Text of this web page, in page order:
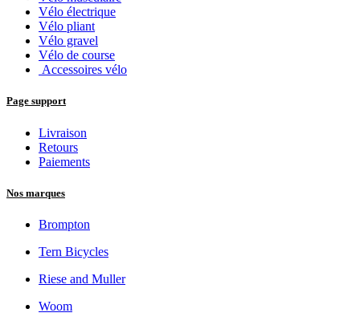
Vélo électrique
Vélo pliant
Vélo gravel
Vélo de course
Accessoires vélo
Page support
Livraison
Retours
Paiements
Nos marques
Brompton
Tern Bicycles
Riese and Muller
Woom